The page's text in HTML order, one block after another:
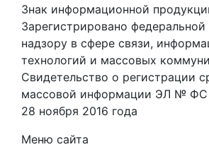
Знак информационной
Зарегистрировано
надзору в сфере связи,
технологий и массовых
Свидетельство о регистрации
массовой информации ЭЛ № ФС
28 ноября 2016 года
Меню сайта